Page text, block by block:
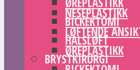
BICKEKTOMI
HALSLØFT
BRYSTKIRURGI
NESEPLASTIKK
LØFTENDE
ØREPLASTIKK